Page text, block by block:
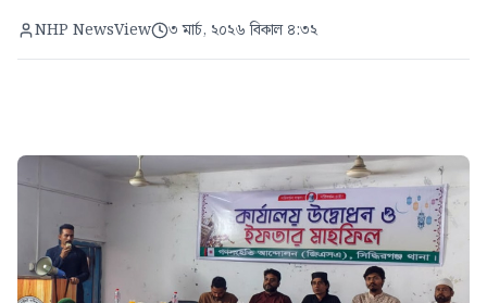
NHP NewsView ৩ মার্চ, ২০২৬ বিকাল ৪:৩২